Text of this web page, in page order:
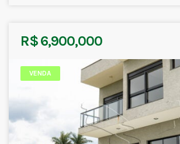
R$ 6,900,000
VENDA